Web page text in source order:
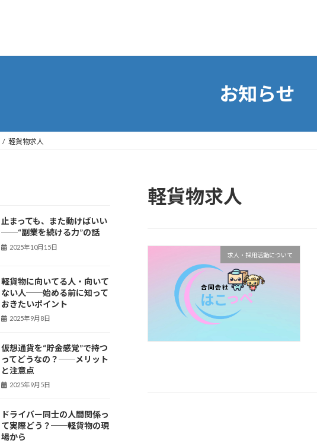
お知らせ
軽貨物求人
軽貨物求人
求人・採用活動について
止まっても、また動けばいい
──“副業を続ける力”の話
2025年10月15日
軽貨物に向いてる人・向いて
ない人──始める前に知って
おきたいポイント
2025年9月8日
仮想通貨を“貯金感覚”で持つ
ってどうなの？──メリット
と注意点
2025年9月5日
ドライバー同士の人間関係っ
て実際どう？──軽貨物の現
場から